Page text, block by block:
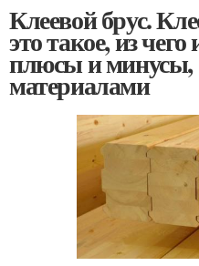
Клеевой брус.
это такое, из
плюсы и минусы,
материалами